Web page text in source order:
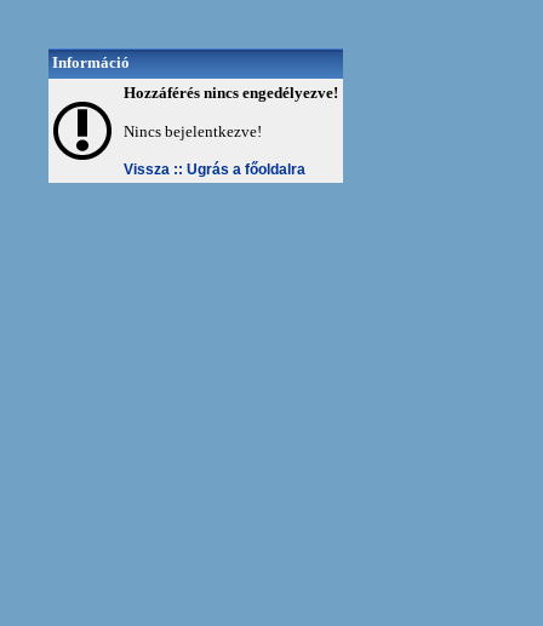
Információ
Hozzáférés nincs engedélyezve!
Nincs bejelentkezve!
Vissza :: Ugrás a főoldalra